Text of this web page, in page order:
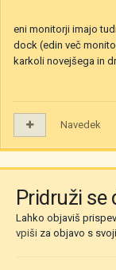
eni monitorji imajo
dock (edin več
karkoli novejšega in
Navedek
Pridruži se
Lahko objaviš
vpiši za objavo s